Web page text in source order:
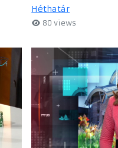
Héthatár
80 views